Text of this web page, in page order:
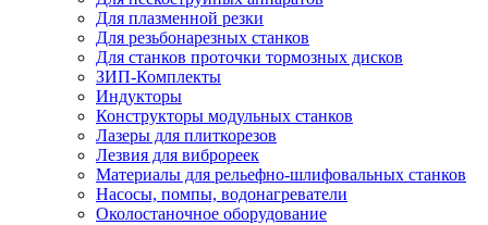
Для плазменной резки
Для резьбонарезных станков
Для станков проточки тормозных дисков
ЗИП-Комплекты
Индукторы
Конструкторы модульных станков
Лазеры для плиткорезов
Лезвия для виброреек
Материалы для рельефно-шлифовальных станков
Насосы, помпы, водонагреватели
Околостаночное оборудование